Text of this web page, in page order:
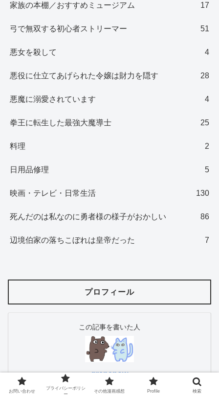
家族の本棚／おすすめミュージアム 17
弓で無双する初心者ストリーマー 51
悪女を殺して 4
悪役に仕立てあげられた令嬢は財力を隠す 28
悪魔に溺愛されています 4
拳王に転生した最強大魔導士 25
料理 2
日用品修理 5
映画・テレビ・日常生活 130
死んだのは私なのに勇者様の様子がおかしい 86
辺境伯家の落ちこぼれは皇帝だった 7
プロフィール
この記事を書いた人
grensnow
こんにちは。
映画、漫画、フィギュア、ゲームなどなど、皆さんに
お問い合わせ
プライバシーポリシ
ー
その他漫画感想 Profile 検索